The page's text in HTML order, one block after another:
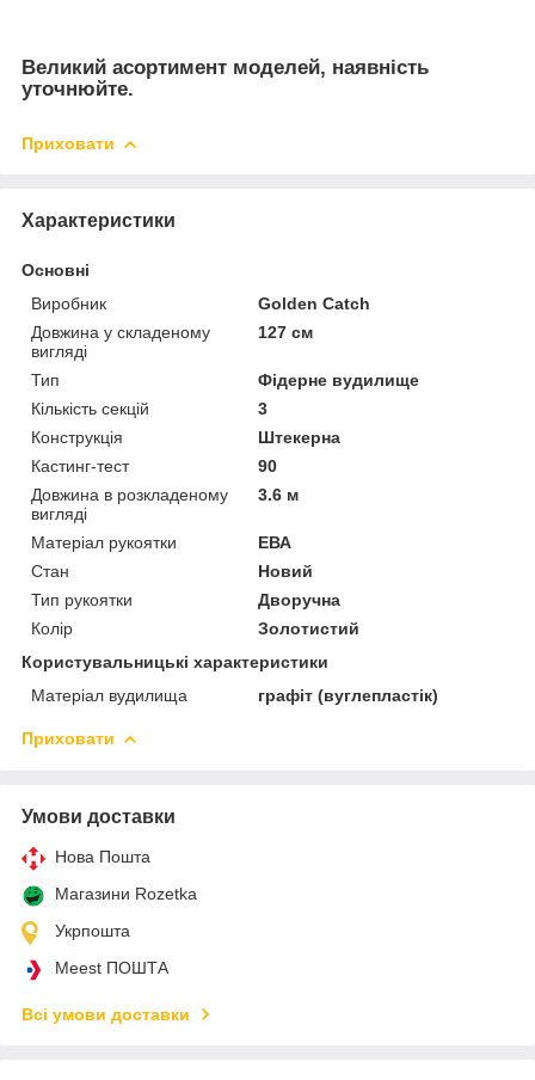
Великий асортимент моделей, наявність
уточнюйте.
Приховати
Характеристики
Основні
Виробник
Golden Catch
Довжина у складеному
вигляді
127 см
Тип
Фідерне вудилище
Кількість секцій
3
Конструкція
Штекерна
Кастинг-тест
90
Довжина в розкладеному
вигляді
3.6 м
Матеріал рукоятки
ЕВА
Стан
Новий
Тип рукоятки
Дворучна
Колір
Золотистий
Користувальницькі характеристики
Матеріал вудилища
графіт (вуглепластік)
Приховати
Умови доставки
Нова Пошта
Магазини Rozetka
Укрпошта
Meest ПОШТА
Всі умови доставки